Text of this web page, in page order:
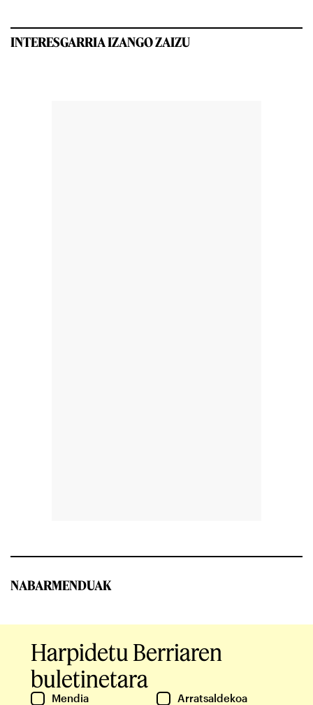
INTERESGARRIA IZANGO ZAIZU
NABARMENDUAK
Harpidetu Berriaren
buletinetara
Mendia
Arratsaldekoa